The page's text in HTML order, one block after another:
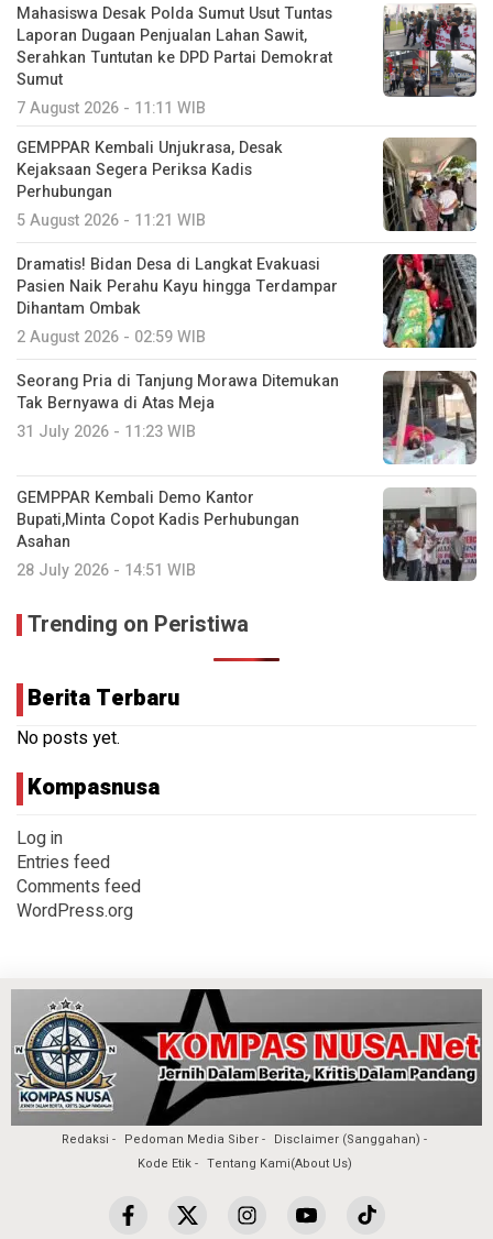
Mahasiswa Desak Polda Sumut Usut Tuntas
Laporan Dugaan Penjualan Lahan Sawit,
Serahkan Tuntutan ke DPD Partai Demokrat
Sumut
7 August 2026 - 11:11 WIB
GEMPPAR Kembali Unjukrasa, Desak
Kejaksaan Segera Periksa Kadis
Perhubungan
5 August 2026 - 11:21 WIB
Dramatis! Bidan Desa di Langkat Evakuasi
Pasien Naik Perahu Kayu hingga Terdampar
Dihantam Ombak
2 August 2026 - 02:59 WIB
Seorang Pria di Tanjung Morawa Ditemukan
Tak Bernyawa di Atas Meja
31 July 2026 - 11:23 WIB
GEMPPAR Kembali Demo Kantor
Bupati,Minta Copot Kadis Perhubungan
Asahan
28 July 2026 - 14:51 WIB
Trending on Peristiwa
Berita Terbaru
No posts yet.
Kompasnusa
Log in
Entries feed
Comments feed
WordPress.org
Redaksi Pedoman Media Siber
Disclaimer (Sanggahan)
Kode Etik
Tentang Kami(About Us)